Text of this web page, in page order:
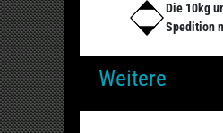
Die 10kg
Spedition
Weitere